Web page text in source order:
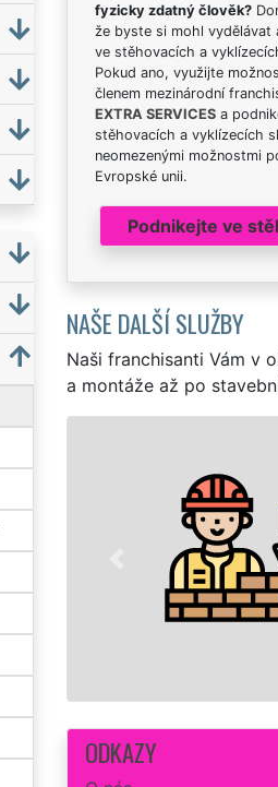
fyzicky zdatný člověk?
že byste si mohl vydělávat
ve stěhovacích a
Pokud ano, využijte
členem mezinárodní
EXTRA SERVICESa
stěhovacích a vyklízecích
neomezenými možnostmi
Evropské unii.
Podnikejte ve
NAŠE DALŠÍ SLUŽBY
Naši franchisanti Vám v
a montáže až po
ODKAZY